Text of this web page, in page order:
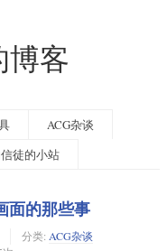
博客
ACG杂谈
徒的小站
面的那些事
分类: ACG杂谈